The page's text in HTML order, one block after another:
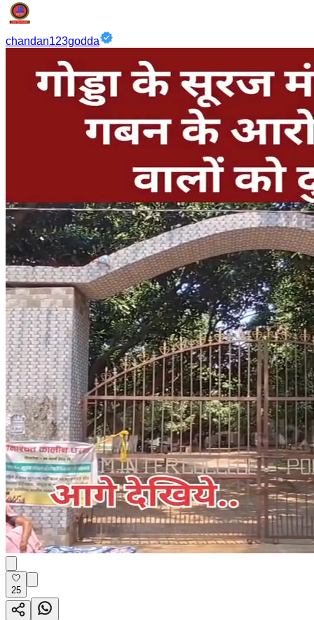
chandan123godda
25